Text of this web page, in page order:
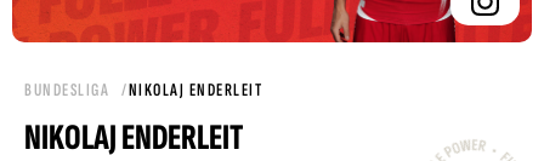
BUNDESLIGA NIKOLAJ ENDERLEIT
NIKOLAJ ENDERLEIT